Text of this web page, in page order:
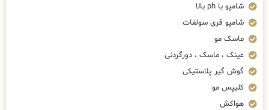
شامپو با ph بالا
شامپو فری سولفات
ماسک مو
عینک ، ماسک ، دورگردنی
گوش گیر پلاستیکی
کلیپس مو
هواکش